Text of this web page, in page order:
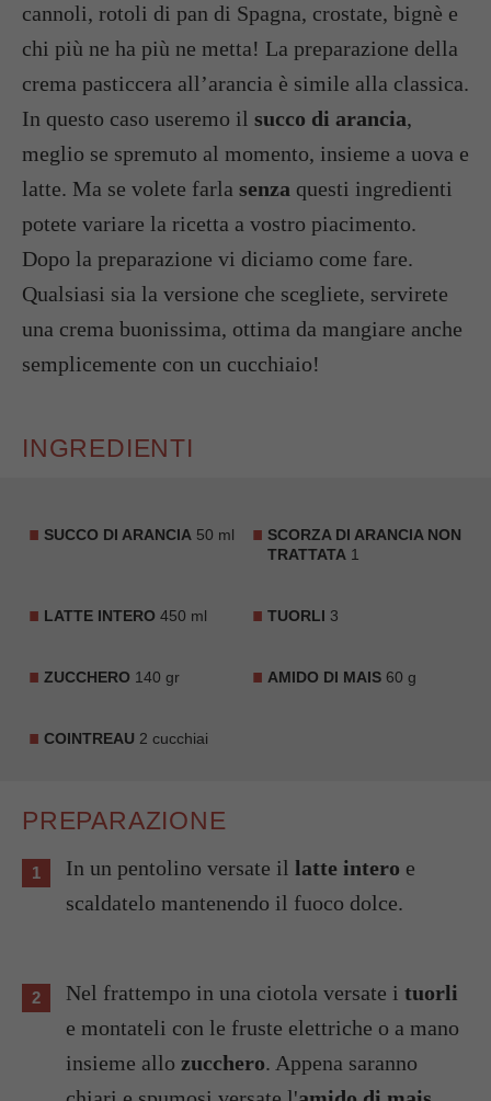
cannoli, rotoli di pan di Spagna, crostate, bignè e
chi più ne ha più ne metta! La preparazione della
crema pasticcera all’arancia è simile alla classica.
In questo caso useremo il succo di arancia,
meglio se spremuto al momento, insieme a uova e
latte. Ma se volete farla senza questi ingredienti
potete variare la ricetta a vostro piacimento.
Dopo la preparazione vi diciamo come fare.
Qualsiasi sia la versione che scegliete, servirete
una crema buonissima, ottima da mangiare anche
semplicemente con un cucchiaio!
INGREDIENTI
SUCCO DI ARANCIA 50 ml
SCORZA DI ARANCIA NON
TRATTATA 1
LATTE INTERO 450 ml TUORLI 3
ZUCCHERO 140 gr AMIDO DI MAIS 60 g
COINTREAU 2 cucchiai
PREPARAZIONE
In un pentolino versate il latte intero e
scaldatelo mantenendo il fuoco dolce.
Nel frattempo in una ciotola versate i tuorli
e montateli con le fruste elettriche o a mano
insieme allo zucchero. Appena saranno